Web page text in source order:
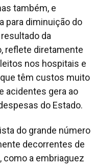
também, e
para diminuição do
da
reflete diretamente
nos hospitais e
têm custos muito
acidentes gera ao
do Estado.
do grande número
decorrentes de
como a embriaguez